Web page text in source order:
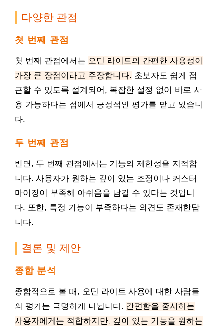
다양한 관점
첫 번째 관점
첫 번째 관점에서는 오딘 라이트의 간편한 사용성이
가장 큰 장점이라고 주장합니다. 초보자도 쉽게 접
근할 수 있도록 설계되어, 복잡한 설정 없이 바로 사
용 가능하다는 점에서 긍정적인 평가를 받고 있습니
다.
두 번째 관점
반면, 두 번째 관점에서는 기능의 제한성을 지적합
니다. 사용자가 원하는 깊이 있는 조정이나 커스터
마이징이 부족해 아쉬움을 남길 수 있다는 것입니
다. 또한, 특정 기능이 부족하다는 의견도 존재한답
니다.
결론 및 제안
종합 분석
종합적으로 볼 때, 오딘 라이트 사용에 대한 사람들
의 평가는 극명하게 나뉩니다. 간편함을 중시하는
사용자에게는 적합하지만, 깊이 있는 기능을 원하는